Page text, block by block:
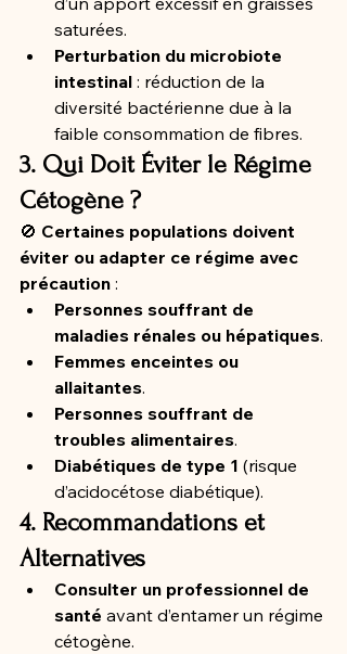
saturées.
Perturbation du microbiote
intestinal : réduction de la
diversité bactérienne due à la
faible consommation de fibres.
3. Qui Doit Éviter le Régime
Cétogène ?
🚫 Certaines populations doivent
éviter ou adapter ce régime avec
précaution :
Personnes souffrant de
maladies rénales ou hépatiques.
Femmes enceintes ou
allaitantes.
Personnes souffrant de
troubles alimentaires.
Diabétiques de type 1 (risque
d’acidocétose diabétique).
4. Recommandations et
Alternatives
Consulter un professionnel de
santé avant d’entamer un régime
cétogène.